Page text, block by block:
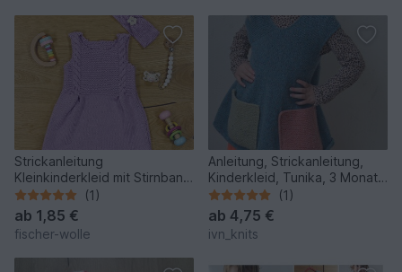
Strickanleitung
Kleinkinderkleid mit Stirnband
"Piazza" 765119
(1)
ab 1,85 €
fischer-wolle
Anleitung, Strickanleitung,
Kinderkleid, Tunika, 3 Monate
bis 10 Jahre (1)
ab 4,75 €
ivn_knits